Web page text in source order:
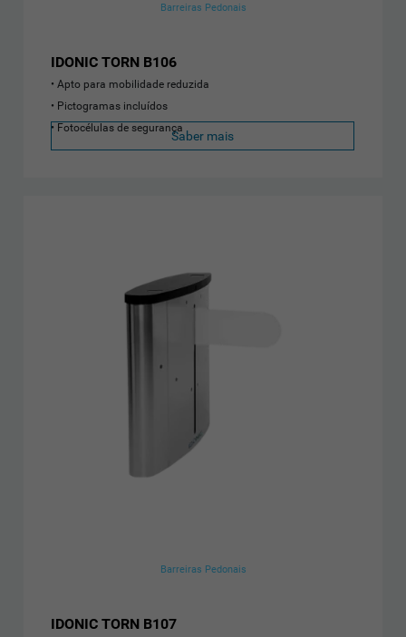
Barreiras Pedonais
IDONIC TORN B106
Apto para mobilidade reduzida
Pictogramas incluídos
Fotocélulas de segurança
Saber mais
Barreiras Pedonais
IDONIC TORN B107